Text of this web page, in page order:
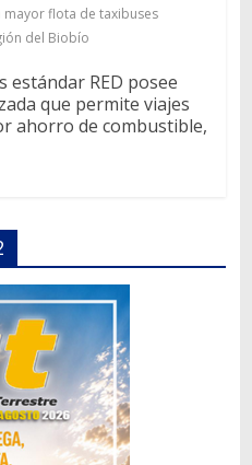
flota de taxibuses
del Biobío
estándar RED posee
que permite viajes
ahorro de combustible,